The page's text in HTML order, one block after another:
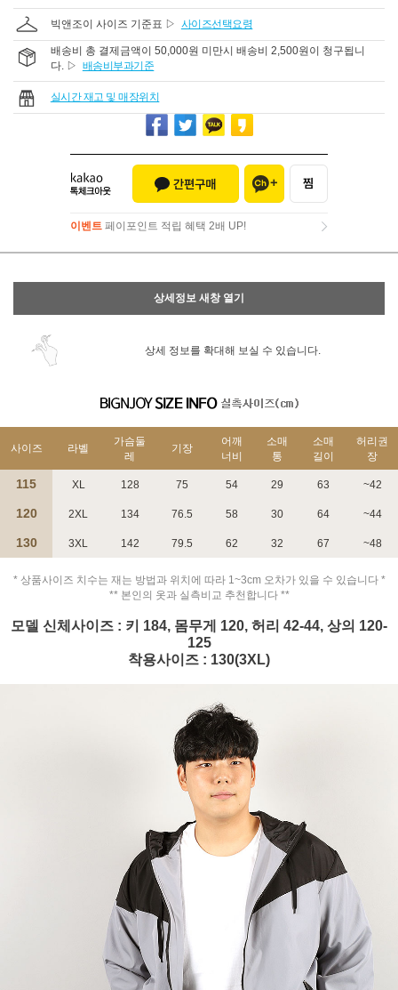
빅앤조이 사이즈 기준표 ▷ 사이즈선택요령
배송비 총 결제금액이 50,000원 미만시 배송비 2,500원이 청구됩니
다. ▷ 배송비부과기준
실시간 재고 및 매장위치
이벤트 페이포인트 적립 혜택 2배 UP!
이벤트페이포인트 적립 혜택 2배 UP!
상세정보 새창 열기
상세 정보를 확대해 보실 수 있습니다.
사이즈 라벨
가슴둘
레
기장
어깨
너비
소매
통
소매
길이
허리권
장
115 XL 128 75 54 29 63 ~42
120 2XL 134 76.5 58 30 64 ~44
130 3XL 142 79.5 62 32 67 ~48
* 상품사이즈 치수는 재는 방법과 위치에 따라 1~3cm 오차가 있을 수 있습니다 *
** 본인의 옷과 실측비교 추천합니다 **
모델 신체사이즈 : 키 184, 몸무게 120, 허리 42-44, 상의 120-
125
착용사이즈 : 130(3XL)